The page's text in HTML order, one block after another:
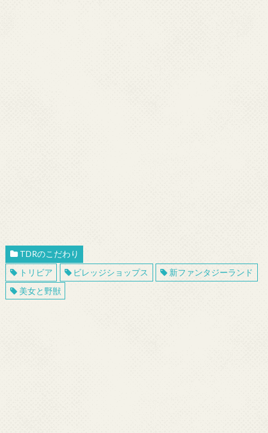
TDRのこだわり
トリビア
ビレッジショップス
新ファンタジーランド
美女と野獣